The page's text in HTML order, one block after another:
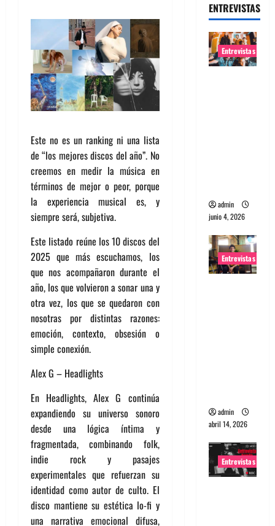
Este no es un ranking ni una lista
de “los mejores discos del año”. No
creemos en medir la música en
términos de mejor o peor, porque
la experiencia musical es, y
siempre será, subjetiva.
Este listado reúne los 10 discos del
2025 que más escuchamos, los
que nos acompañaron durante el
año, los que volvieron a sonar una y
otra vez, los que se quedaron con
nosotras por distintas razones:
emoción, contexto, obsesión o
simple conexión.
Alex G – Headlights
En Headlights, Alex G continúa
expandiendo su universo sonoro
desde una lógica íntima y
fragmentada, combinando folk,
indie rock y pasajes
experimentales que refuerzan su
identidad como autor de culto. El
disco mantiene su estética lo-fi y
una narrativa emocional difusa,
ENTREVISTAS
Entrevistas
admin
junio 4, 2026
Entrevistas
admin
abril 14, 2026
Entrevistas